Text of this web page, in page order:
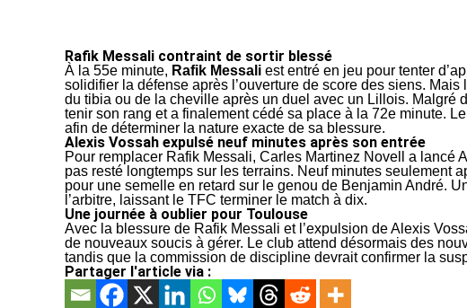
Rafik Messali contraint de sortir blessé
À la 55e minute, Rafik Messali est entré en jeu pour tenter
solidifier la défense après l’ouverture de score des siens.
du tibia ou de la cheville après un duel avec un Lillois. Malgré
tenir son rang et a finalement cédé sa place à la 72e minute.
afin de déterminer la nature exacte de sa blessure.
Alexis Vossah expulsé neuf minutes après son entrée
Pour remplacer Rafik Messali, Carles Martinez Novell a lancé
pas resté longtemps sur les terrains. Neuf minutes seulement
pour une semelle en retard sur le genou de Benjamin André.
l’arbitre, laissant le TFC terminer le match à dix.
Une journée à oublier pour Toulouse
Avec la blessure de Rafik Messali et l’expulsion de Alexis
de nouveaux soucis à gérer. Le club attend désormais des
tandis que la commission de discipline devrait confirmer la
Partager l'article via :